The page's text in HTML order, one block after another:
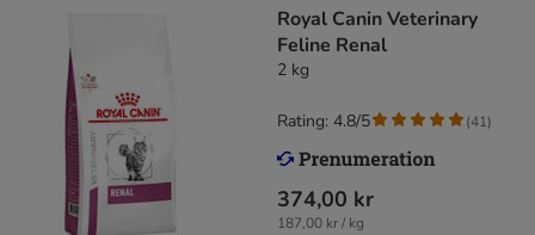
Royal Canin Veterinary
Feline Renal
2 kg
374,00 kr
187,00 kr / kg
Rating: 4.8/5 (41)